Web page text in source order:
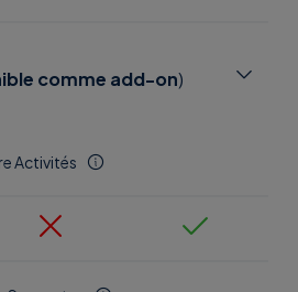
comme add-on)
Activités